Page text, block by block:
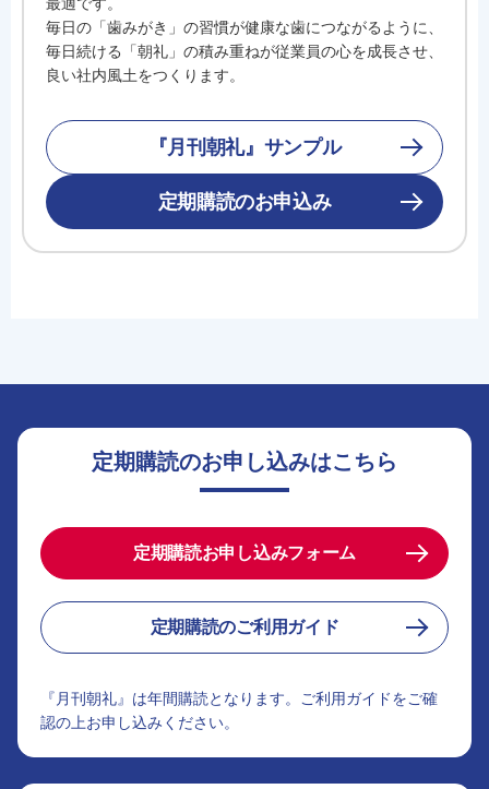
毎日の「歯みがき」の習慣が健康な歯につながるように、
毎日続ける「朝礼」の積み重ねが従業員の心を成長させ、
良い社内風土をつくります。
『月刊朝礼』サンプル
定期購読のお申込み
定期購読のお申し込みはこちら
定期購読お申し込みフォーム
定期購読のご利用ガイド
『月刊朝礼』は年間購読となります。ご利用ガイドをご確
認の上お申し込みください。